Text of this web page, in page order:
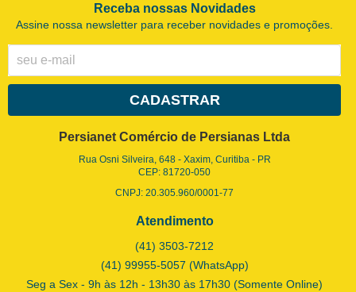
Receba nossas Novidades
Assine nossa newsletter para receber novidades e promoções.
CADASTRAR
Persianet Comércio de Persianas Ltda
Rua Osni Silveira, 648- Xaxim, Curitiba- PR
CEP: 81720-050
CNPJ: 20.305.960/0001-77
Atendimento
(41) 3503-7212
(41) 99955-5057 (WhatsApp)
Seg a Sex - 9h às 12h - 13h30 às 17h30 (Somente Online)